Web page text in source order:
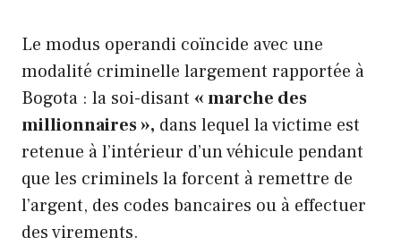
Le modus operandi coïncide avec une
modalité criminelle largement rapportée à
Bogota : la soi-disant « marche des
millionnaires », dans lequel la victime est
retenue à l’intérieur d’un véhicule pendant
que les criminels la forcent à remettre de
l’argent, des codes bancaires ou à effectuer
des virements.